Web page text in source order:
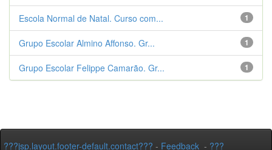
1
Escola Normal de Natal. Curso com...
1
Grupo Escolar Almino Affonso. Gr...
1
Grupo Escolar Felippe Camarão. Gr...
???jsp.layout.footer-default.contact??? - Feedback - ???